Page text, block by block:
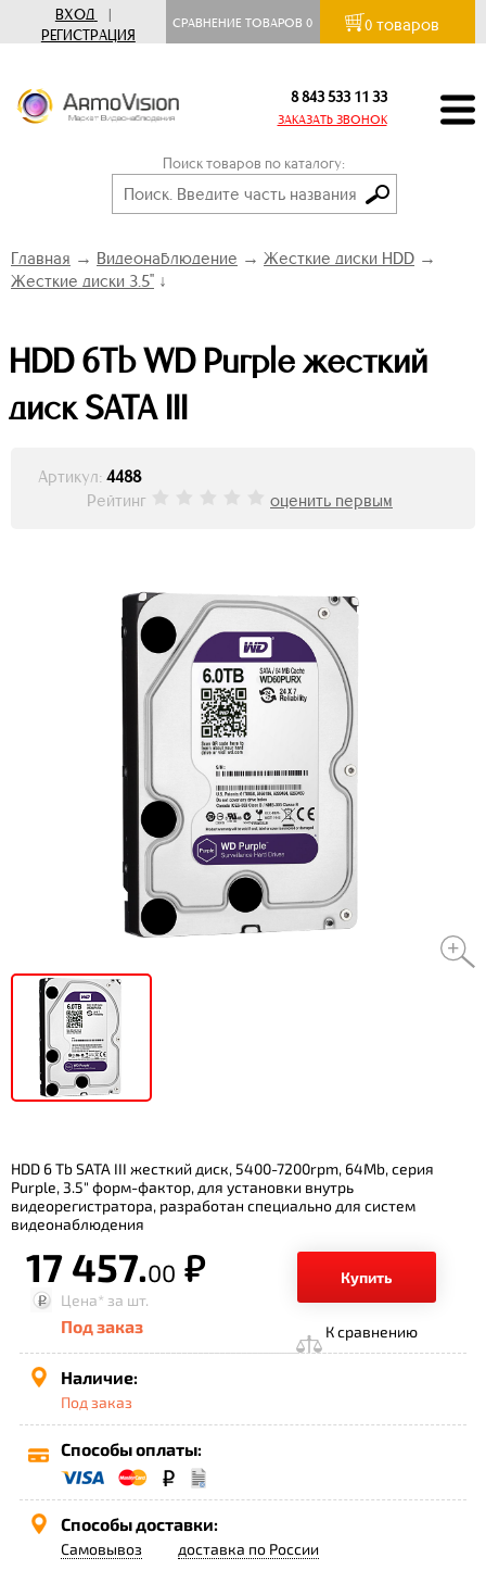
ВХОД
|
РЕГИСТРАЦИЯ
СРАВНЕНИЕ ТОВАРОВ0 0 товаров
8 843 533 11 33
ЗАКАЗАТЬ ЗВОНОК
Поиск товаров по каталогу:
Главная → Видеонаблюдение → Жесткие диски HDD →
Жесткие диски 3.5" ↓
HDD 6Tb WD Purple жесткий
диск SATA III
Артикул: 4488
Рейтинг
оценить первым
HDD 6 Tb SATA III жесткий диск, 5400-7200rpm, 64Mb, серия
Purple, 3.5" форм-фактор, для установки внутрь
видеорегистратора, разработан специально для систем
видеонаблюдения
17 457.00 р.
Купить
Цена* за шт.
Под заказ К сравнению
Наличие:
Под заказ
Способы оплаты:
Способы доставки:
Самовывоз доставка по России